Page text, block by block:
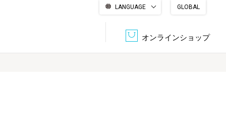
LANGUAGE
GLOBAL
オンラインショップ